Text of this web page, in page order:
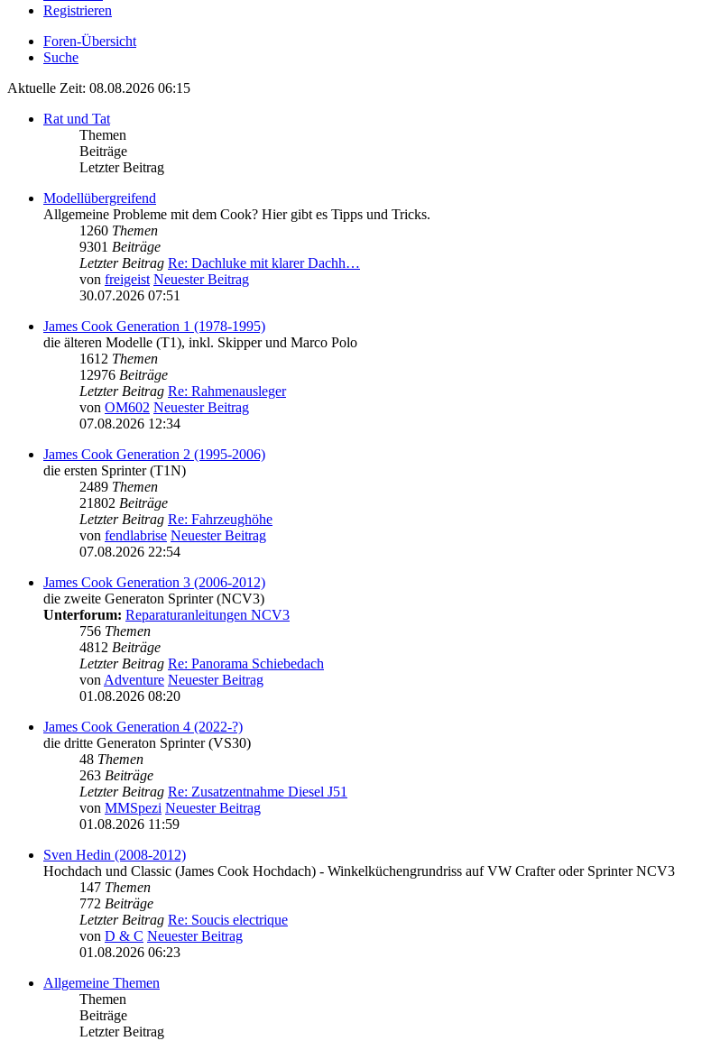
Registrieren
Foren-Übersicht
Suche
Aktuelle Zeit: 08.08.2026 06:15
Rat und Tat
Themen
Beiträge
Letzter Beitrag
Modellübergreifend
Allgemeine Probleme mit dem Cook? Hier gibt es Tipps und Tricks.
1260 Themen
9301 Beiträge
Letzter Beitrag Re: Dachluke mit klarer Dachh…
von freigeist Neuester Beitrag
30.07.2026 07:51
James Cook Generation 1 (1978-1995)
die älteren Modelle (T1), inkl. Skipper und Marco Polo
1612 Themen
12976 Beiträge
Letzter Beitrag Re: Rahmenausleger
von OM602 Neuester Beitrag
07.08.2026 12:34
James Cook Generation 2 (1995-2006)
die ersten Sprinter (T1N)
2489 Themen
21802 Beiträge
Letzter Beitrag Re: Fahrzeughöhe
von fendlabrise Neuester Beitrag
07.08.2026 22:54
James Cook Generation 3 (2006-2012)
die zweite Generaton Sprinter (NCV3)
Unterforum: Reparaturanleitungen NCV3
756 Themen
4812 Beiträge
Letzter Beitrag Re: Panorama Schiebedach
vonAdventure Neuester Beitrag
01.08.2026 08:20
James Cook Generation 4 (2022-?)
die dritte Generaton Sprinter (VS30)
48 Themen
263 Beiträge
Letzter Beitrag Re: Zusatzentnahme Diesel J51
von MMSpezi Neuester Beitrag
01.08.2026 11:59
Sven Hedin (2008-2012)
Hochdach und Classic (James Cook Hochdach) - Winkelküchengrundriss auf VW Crafter oder Sprinter NCV3
147 Themen
772 Beiträge
Letzter Beitrag Re: Soucis electrique
von D & C Neuester Beitrag
01.08.2026 06:23
Allgemeine Themen
Themen
Beiträge
Letzter Beitrag